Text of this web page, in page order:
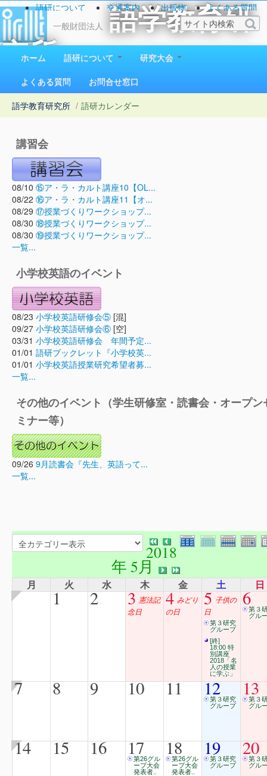
一般財団法人
語学教育研
究所
1923（大正12）年創立
語研について 交通案内 出版物
よくある質問
お問い合わせ
ホーム 語研について
研究大会
よくある質問
お問合せ窓口
語学教育研究所 / 語研カレンダー
講習会
08/10 ⑮ア・ラ・カルト講座10【OL...
08/22 ⑯ア・ラ・カルト講座11【オ...
08/29 ⑰授業づくりワークショップ...
08/30 ⑱授業づくりワークショップ...
08/30 ⑲授業づくりワークショップ...
一覧...
小学校英語のイベント
08/23 小学校英語研修会⑤ [混]
09/27 小学校英語研修会⑥ [空]
03/31 小学校英語研修会 年間予定...
01/01 語研ブックレット『小学校英...
01/01 小学校英語授業研究希望者募...
一覧...
その他のイベント（学生研修室・読書会・オープン
ミナー等）
09/26 9月読書会『先生、英語って...
一覧...
2018
年 5月
月 火 水 木 金 土 日
1 2 3 憲法記
念日
4 みどり
の日
5 子供の
日
第３研究
グループ
[終]
18:00 特
別講座
2018「名
人の授業
に学ぶ」
6第３
グル
7 8 9 10 11 12
第３研究
グループ
13
第３
グル
14 15 16 17
第26グル
ープ大会
発表者..
18
第26グル
ープ大会
発表者..
19
第３研究
グループ
20
第３
グル